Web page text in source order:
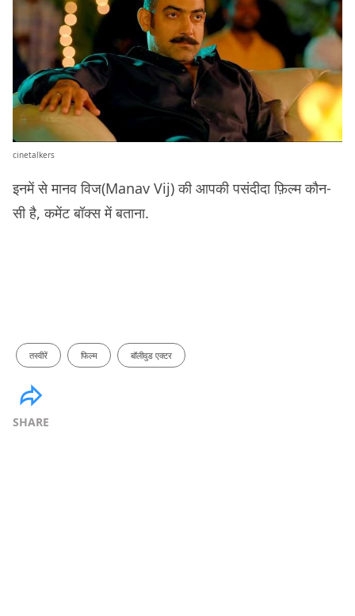
cinetalkers
इनमें से मानव विज(Manav Vij) की आपकी पसंदीदा फ़िल्म कौन-
सी है, कमेंट बॉक्स में बताना.
तस्वीरें फिल्म बॉलीवुड एक्टर
SHARE